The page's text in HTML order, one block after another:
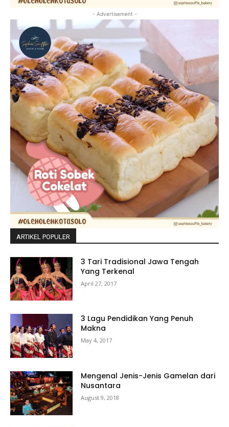
- Advertisement -
ARTIKEL POPULER
3 Tari Tradisional Jawa Tengah
Yang Terkenal
April 27, 2017
3 Lagu Pendidikan Yang Penuh
Makna
May 4, 2017
Mengenal Jenis-Jenis Gamelan dari
Nusantara
August 9, 2018